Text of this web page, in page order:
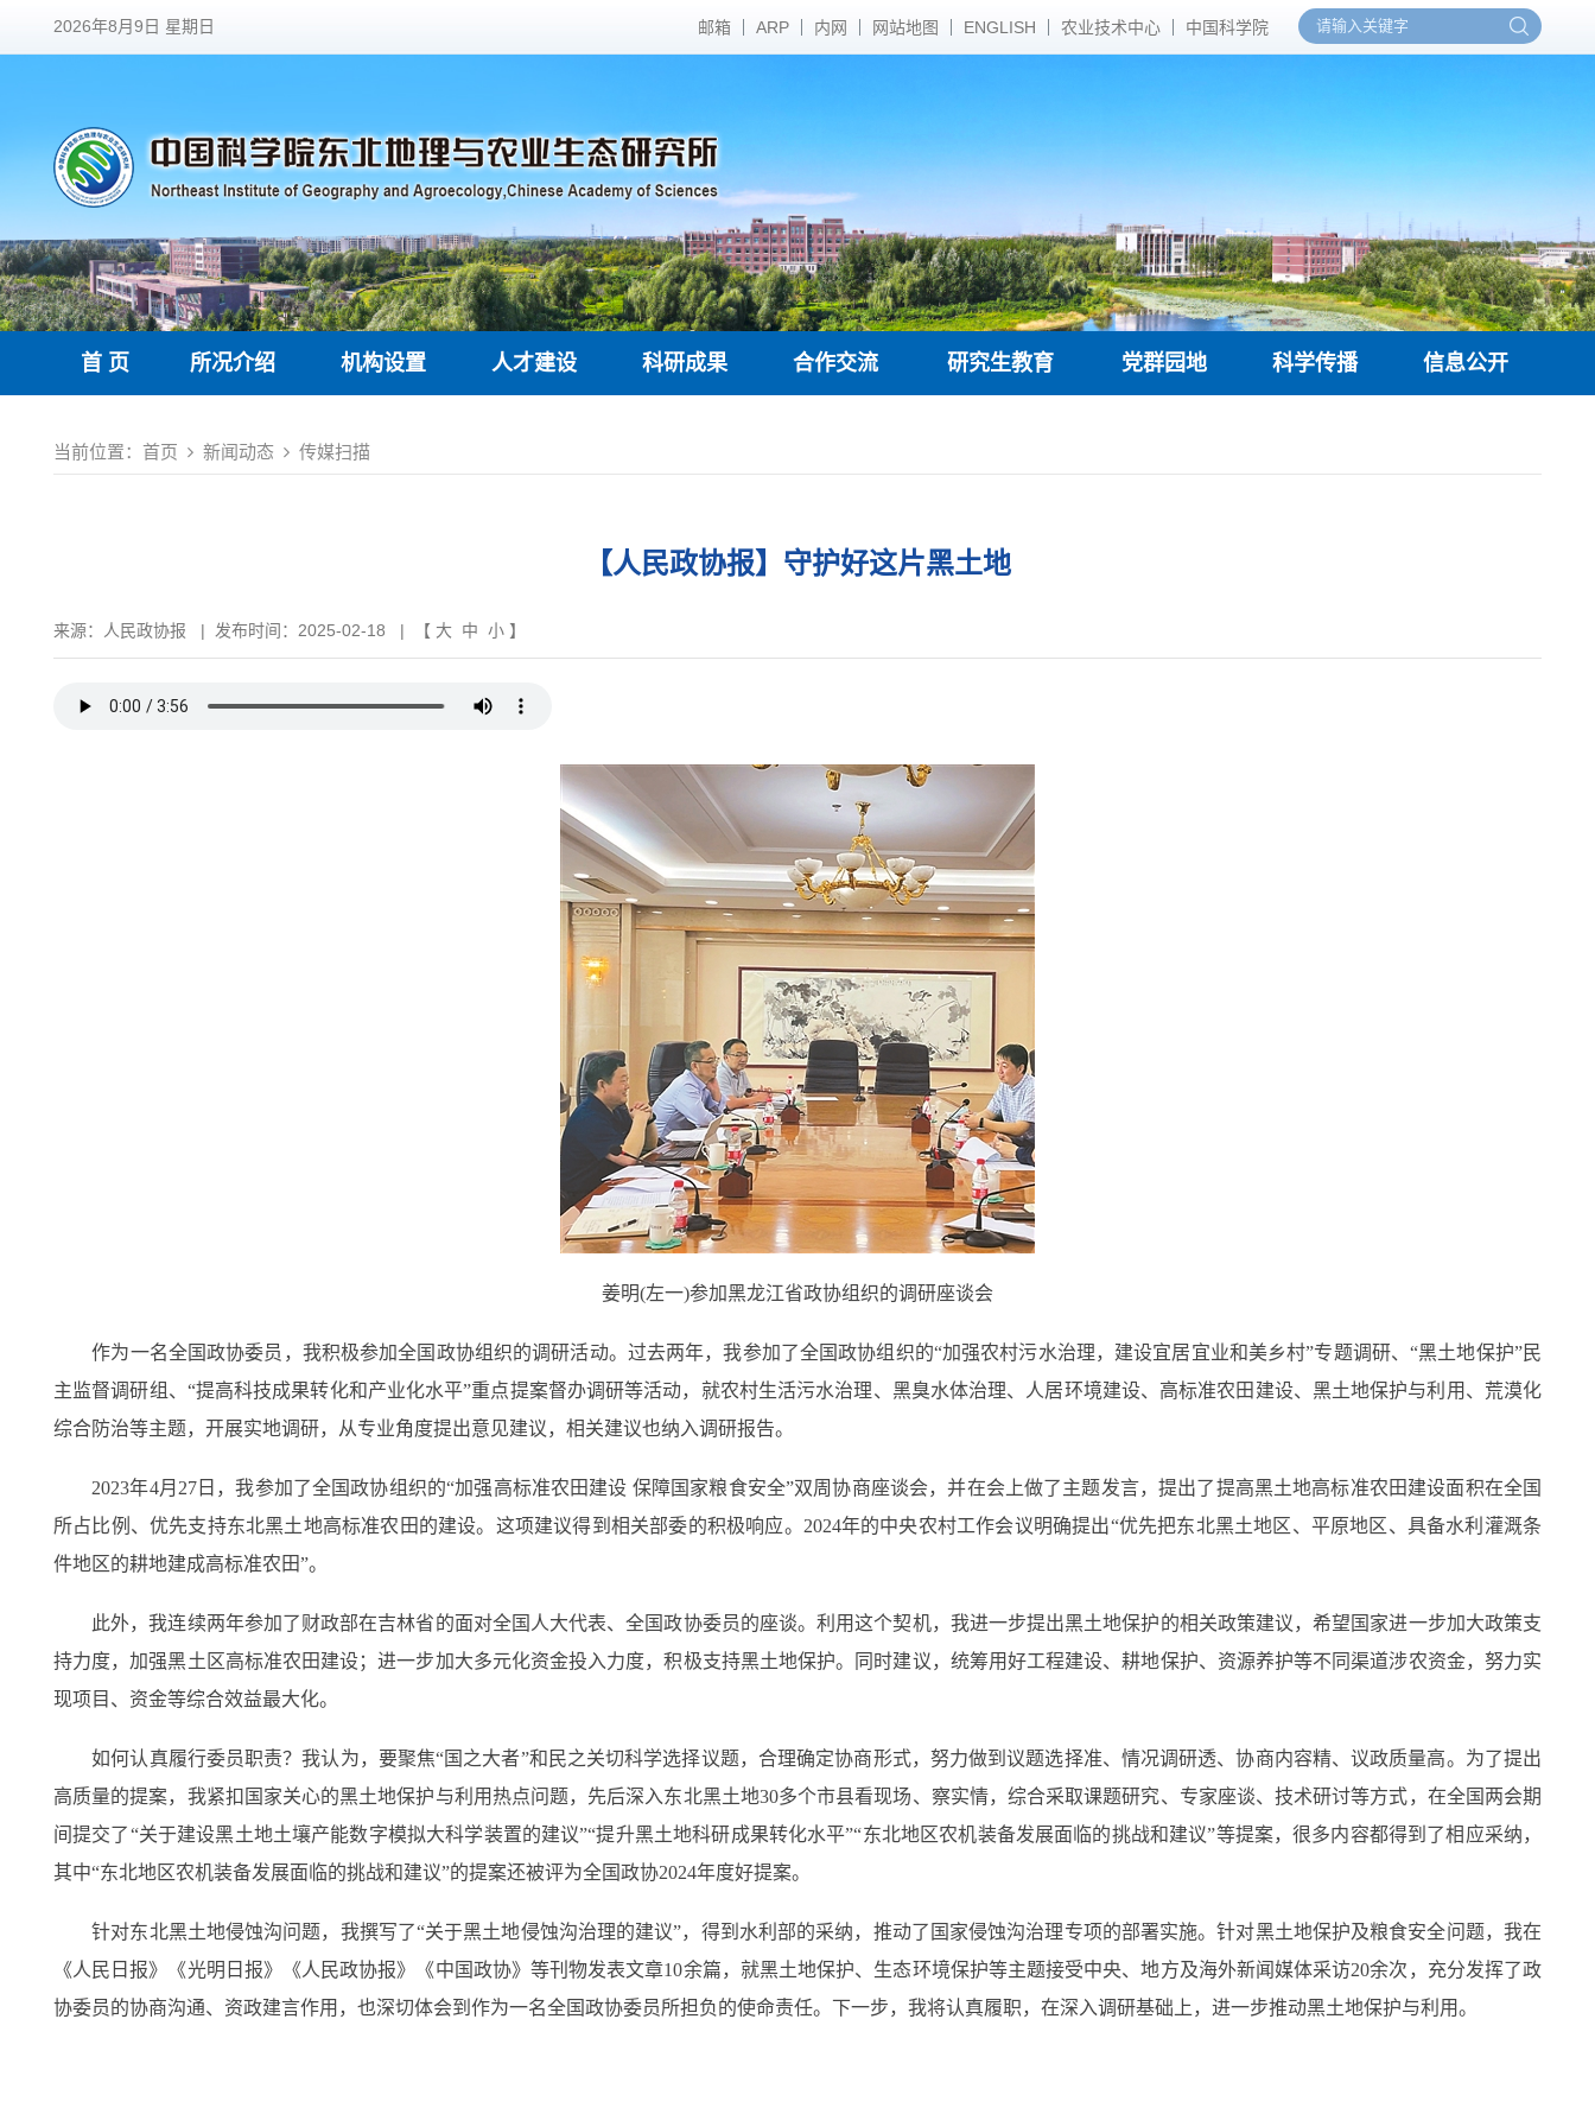
2026年8月9日 星期日 邮箱 ARP 内网 网站地图 ENGLISH 农业技术中心 中国科学院
首 页 所况介绍 机构设置 人才建设 科研成果 合作交流 研究生教育 党群园地 科学传播 信息公开
当前位置： 首页 新闻动态 传媒扫描
【人民政协报】守护好这片黑土地
来源： 人民政协报 | 发布时间：2025-02-18 | 【 大 中 小 】
姜明(左一)参加黑龙江省政协组织的调研座谈会
作为一名全国政协委员，我积极参加全国政协组织的调研活动。过去两年，我参加了全国政协组织的“加强农村污水治理，建设宜居宜业和美乡村”专题调研、“黑土地保护”民
主监督调研组、“提高科技成果转化和产业化水平”重点提案督办调研等活动，就农村生活污水治理、黑臭水体治理、人居环境建设、高标准农田建设、黑土地保护与利用、荒漠化
综合防治等主题，开展实地调研，从专业角度提出意见建议，相关建议也纳入调研报告。
2023年4月27日，我参加了全国政协组织的“加强高标准农田建设 保障国家粮食安全”双周协商座谈会，并在会上做了主题发言，提出了提高黑土地高标准农田建设面积在全国
所占比例、优先支持东北黑土地高标准农田的建设。这项建议得到相关部委的积极响应。2024年的中央农村工作会议明确提出“优先把东北黑土地区、平原地区、具备水利灌溉条
件地区的耕地建成高标准农田”。
此外，我连续两年参加了财政部在吉林省的面对全国人大代表、全国政协委员的座谈。利用这个契机，我进一步提出黑土地保护的相关政策建议，希望国家进一步加大政策支
持力度，加强黑土区高标准农田建设；进一步加大多元化资金投入力度，积极支持黑土地保护。同时建议，统筹用好工程建设、耕地保护、资源养护等不同渠道涉农资金，努力实
现项目、资金等综合效益最大化。
如何认真履行委员职责？我认为，要聚焦“国之大者”和民之关切科学选择议题，合理确定协商形式，努力做到议题选择准、情况调研透、协商内容精、议政质量高。为了提出
高质量的提案，我紧扣国家关心的黑土地保护与利用热点问题，先后深入东北黑土地30多个市县看现场、察实情，综合采取课题研究、专家座谈、技术研讨等方式，在全国两会期
间提交了“关于建设黑土地土壤产能数字模拟大科学装置的建议”“提升黑土地科研成果转化水平”“东北地区农机装备发展面临的挑战和建议”等提案，很多内容都得到了相应采纳，
其中“东北地区农机装备发展面临的挑战和建议”的提案还被评为全国政协2024年度好提案。
针对东北黑土地侵蚀沟问题，我撰写了“关于黑土地侵蚀沟治理的建议”，得到水利部的采纳，推动了国家侵蚀沟治理专项的部署实施。针对黑土地保护及粮食安全问题，我在
《人民日报》《光明日报》《人民政协报》《中国政协》等刊物发表文章10余篇，就黑土地保护、生态环境保护等主题接受中央、地方及海外新闻媒体采访20余次，充分发挥了政
协委员的协商沟通、资政建言作用，也深切体会到作为一名全国政协委员所担负的使命责任。下一步，我将认真履职，在深入调研基础上，进一步推动黑土地保护与利用。